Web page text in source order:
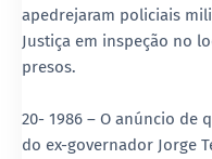
apedrejaram policiais
Justiça em inspeção no
presos.
20- 1986 – O anúncio de
do ex-governador Jorge